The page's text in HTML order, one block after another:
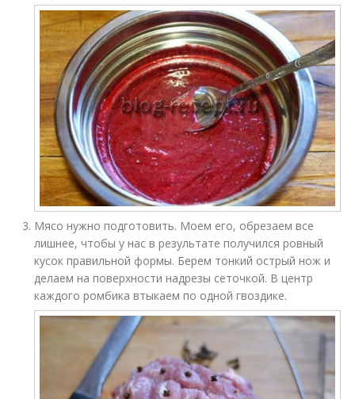
Мясо нужно подготовить. Моем его, обрезаем все
лишнее, чтобы у нас в результате получился ровный
кусок правильной формы. Берем тонкий острый нож и
делаем на поверхности надрезы сеточкой. В центр
каждого ромбика втыкаем по одной гвоздике.